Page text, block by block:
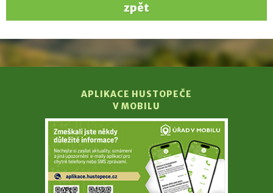
zpět
APLIKACE HUSTOPEČE
V MOBILU